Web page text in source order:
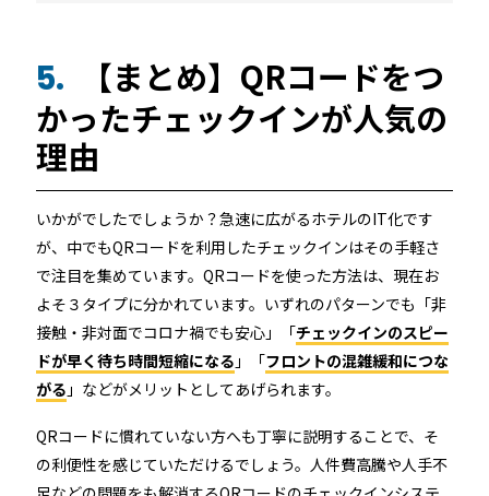
5.
【まとめ】QRコードをつ
かったチェックインが人気の
理由
いかがでしたでしょうか？急速に広がるホテルのIT化です
が、中でもQRコードを利用したチェックインはその手軽さ
で注目を集めています。QRコードを使った方法は、現在お
よそ３タイプに分かれています。いずれのパターンでも「非
接触・非対面でコロナ禍でも安心」「チェックインのスピー
ドが早く待ち時間短縮になる 」「フロントの混雑緩和につな
がる 」などがメリットとしてあげられます。
QRコードに慣れていない方へも丁寧に説明することで、そ
の利便性を感じていただけるでしょう。人件費高騰や人手不